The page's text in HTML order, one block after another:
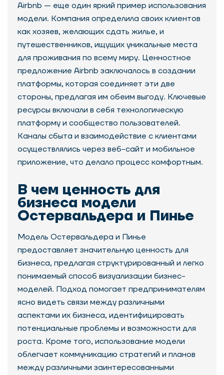
Airbnb — еще один яркий пример использования
модели. Компания определила своих клиентов
как хозяев, желающих сдать жилье, и
путешественников, ищущих уникальные места
для проживания по всему миру. Ценностное
предложение Airbnb заключалось в создании
платформы, которая соединяет эти две
стороны, предлагая им обеим выгоду. Ключевые
ресурсы включали в себя технологическую
платформу и сообщество пользователей.
Каналы сбыта и взаимодействие с клиентами
осуществлялись через веб-сайт и мобильное
приложение, что делало процесс комфортным.
В чем ценность для
бизнеса модели
Остервальдера и Пинье
Модель Остервальдера и Пинье
предоставляет значительную ценность для
бизнеса, предлагая структурированный и легко
понимаемый способ визуализации бизнес-
моделей. Подход помогает предпринимателям
ясно видеть связи между различными
аспектами их бизнеса, идентифицировать
потенциальные проблемы и возможности для
роста. Кроме того, использование модели
облегчает коммуникацию стратегий и планов
между различными заинтересованными